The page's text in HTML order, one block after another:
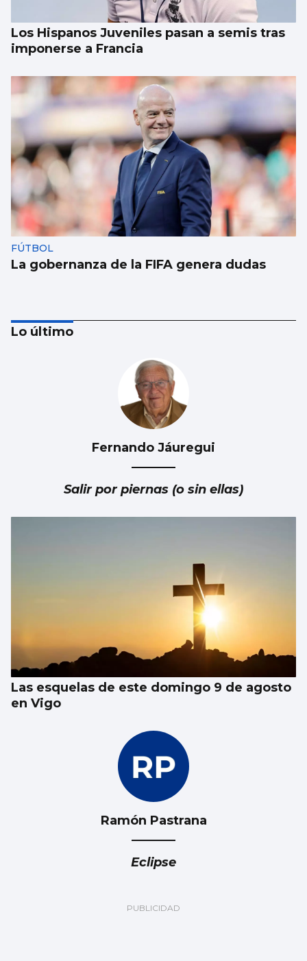
Los Hispanos Juveniles pasan a semis tras
imponerse a Francia
FÚTBOL
La gobernanza de la FIFA genera dudas
Lo último
Fernando Jáuregui
Salir por piernas (o sin ellas)
Las esquelas de este domingo 9 de agosto
en Vigo
Ramón Pastrana
Eclipse